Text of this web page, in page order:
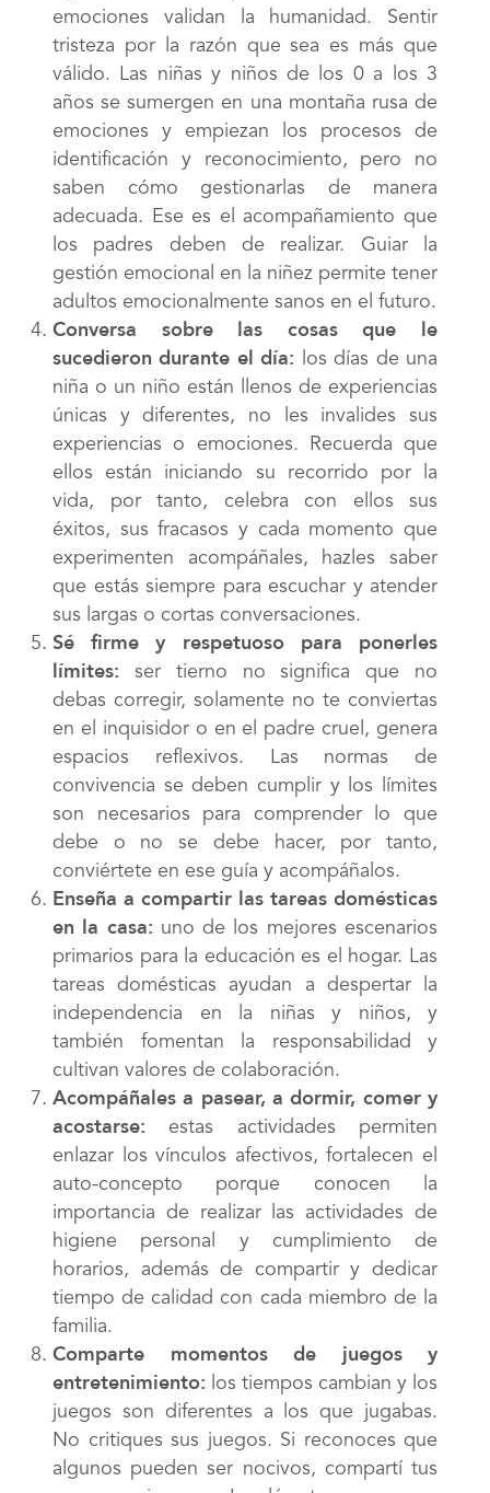
emociones validan la humanidad. Sentir
tristeza por la razón que sea es más que
válido. Las niñas y niños de los 0 a los 3
años se sumergen en una montaña rusa de
emociones y empiezan los procesos de
identificación y reconocimiento, pero no
saben cómo gestionarlas de manera
adecuada. Ese es el acompañamiento que
los padres deben de realizar. Guiar la
gestión emocional en la niñez permite tener
adultos emocionalmente sanos en el futuro.
Conversa sobre las cosas que le
sucedieron durante el día: los días de una
niña o un niño están llenos de experiencias
únicas y diferentes, no les invalides sus
experiencias o emociones. Recuerda que
ellos están iniciando su recorrido por la
vida, por tanto, celebra con ellos sus
éxitos, sus fracasos y cada momento que
experimenten acompáñales, hazles saber
que estás siempre para escuchar y atender
sus largas o cortas conversaciones.
Sé firme y respetuoso para ponerles
límites: ser tierno no significa que no
debas corregir, solamente no te conviertas
en el inquisidor o en el padre cruel, genera
espacios reflexivos. Las normas de
convivencia se deben cumplir y los límites
son necesarios para comprender lo que
debe o no se debe hacer, por tanto,
conviértete en ese guía y acompáñalos.
Enseña a compartir las tareas domésticas
en la casa: uno de los mejores escenarios
primarios para la educación es el hogar. Las
tareas domésticas ayudan a despertar la
independencia en la niñas y niños, y
también fomentan la responsabilidad y
cultivan valores de colaboración.
Acompáñales a pasear, a dormir, comer y
acostarse: estas actividades permiten
enlazar los vínculos afectivos, fortalecen el
auto-concepto porque conocen la
importancia de realizar las actividades de
higiene personal y cumplimiento de
horarios, además de compartir y dedicar
tiempo de calidad con cada miembro de la
familia.
Comparte momentos de juegos y
entretenimiento: los tiempos cambian y los
juegos son diferentes a los que jugabas.
No critiques sus juegos. Si reconoces que
algunos pueden ser nocivos, compartí tus